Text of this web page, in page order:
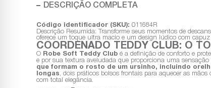
DESCRIÇÃO COMPLETA
Código identificador (SKU): 011684R
Descrição Resumida: Transforme seus momentos de
oferece um toque ultra macio e um design lúdico com
COORDENADO TEDDY CLUB: O
O Robe Soft Teddy Club é a definição de conforto e
e por sua textura aveludada que proporciona uma sensação
que formam o rosto de um ursinho, incluindo
longas , dois práticos bolsos frontais para aquecer as
com total elegância.